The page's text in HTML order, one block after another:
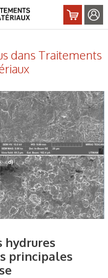
dans Traitements
hydrures
principales